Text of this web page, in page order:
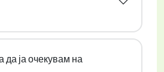
да ја очекувам на